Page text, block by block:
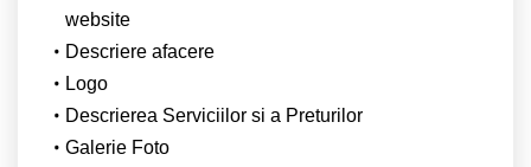
website
Descriere afacere
Logo
Descrierea Serviciilor si a Preturilor
Galerie Foto